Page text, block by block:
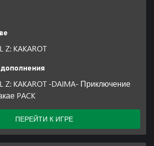
Z: KAKAROT
Z: KAKAROT -DAIMA- Приключение
PACK
ПЕРЕЙТИ К ИГРЕ